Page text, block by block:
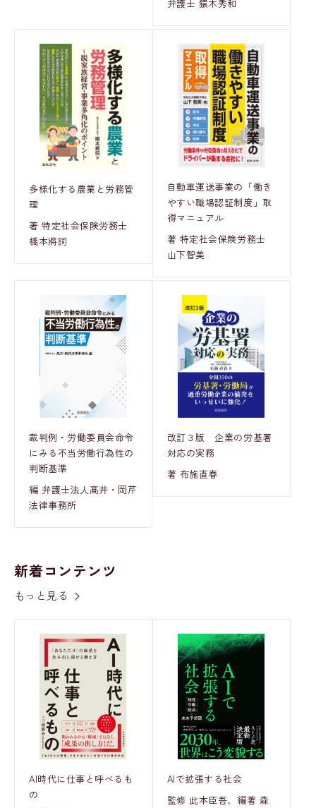
弁護士 猿木秀和
多様化する農業と労務管
理
著 特定社会保険労務士
橋本將詞
自動車運送事業の「働き
やすい職場認証制度」取
得マニュアル
著 特定社会保険労務士
山下智美
裁判例・労働委員会命令
にみる不当労働行為性の
判断基準
編 弁護士法人髙井・岡芹
法律事務所
改訂３版 企業の労基署
対応の実務
著 布施直春
新着コンテンツ
もっと見る
AI時代に仕事と呼べるも
の
AIで拡張する社会
監修 此本臣吾、編著 森